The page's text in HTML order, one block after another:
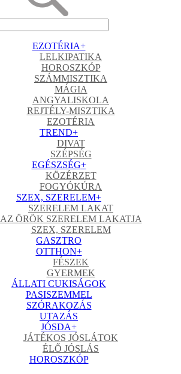
EZOTÉRIA+
LELKIPATIKA
HOROSZKÓP
SZÁMMISZTIKA
MÁGIA
ANGYALISKOLA
REJTÉLY-MISZTIKA
EZOTÉRIA
TREND+
DIVAT
SZÉPSÉG
EGÉSZSÉG+
KÖZÉRZET
FOGYÓKÚRA
SZEX, SZERELEM+
SZERELEM LAKAT
AZ ÖRÖK SZERELEM LAKATJA
SZEX, SZERELEM
GASZTRO
OTTHON+
FÉSZEK
GYERMEK
ÁLLATI CUKISÁGOK
PASISZEMMEL
SZÓRAKOZÁS
UTAZÁS
JÓSDA+
JÁTÉKOS JÓSLÁTOK
ÉLŐ JÓSLÁS
HOROSZKÓP